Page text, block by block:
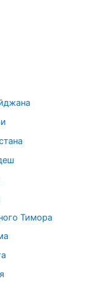
Тимора